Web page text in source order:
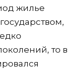
жилье
то в